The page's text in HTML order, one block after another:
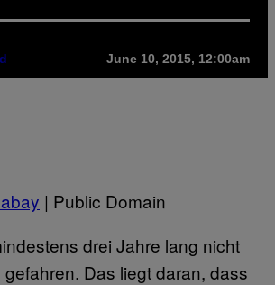
June 10, 2015, 12:00am
| Public Domain
drei Jahre lang nicht
gefahren. Das liegt daran, dass